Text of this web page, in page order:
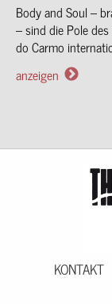
Body and Soul –
– sind die Pole
do Carmo
anzeigen
KONTAKT